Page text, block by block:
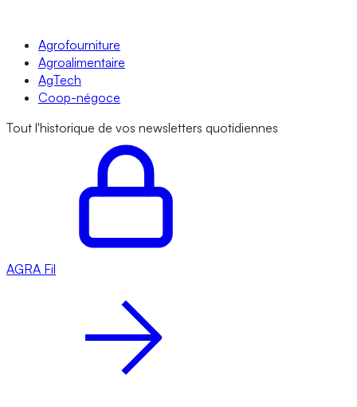
Agrofourniture
Agroalimentaire
AgTech
Coop-négoce
Tout l'historique de vos newsletters quotidiennes
AGRA Fil